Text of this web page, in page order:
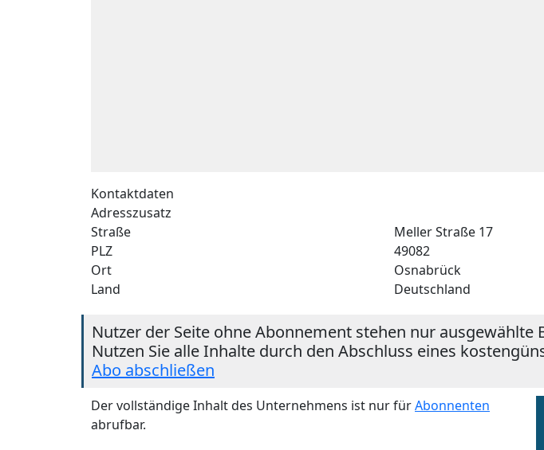
Kontaktdaten
Adresszusatz
Straße
Meller Straße 17
PLZ
49082
Ort
Osnabrück
Land
Deutschland
Nutzer der Seite ohne Abonnement stehen nur
Nutzen Sie alle Inhalte durch den Abschluss eines
Abo abschließen
Der vollständige Inhalt des Unternehmens ist nur fürAbonnenten
abrufbar.